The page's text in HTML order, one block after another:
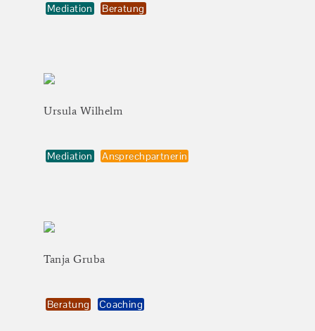
Mediation Beratung
Ursula Wilhelm
Mediation Ansprechpartnerin
Tanja Gruba
Beratung Coaching